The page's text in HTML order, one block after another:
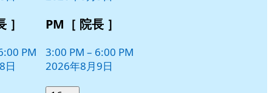
］
PM
日
PM［ 院長 ］
3:00 PM – 6:00 PM
2026年8月9日